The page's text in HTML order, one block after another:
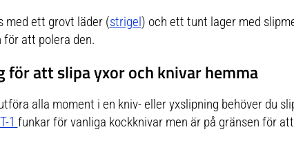
med ett grovt läder (strigel) och ett tunt lager med
för att polera den.
för att slipa yxor och knivar hemma
alla moment i en kniv- eller yxslipning behöver du
1 funkar för vanliga kockknivar men är på gränsen för